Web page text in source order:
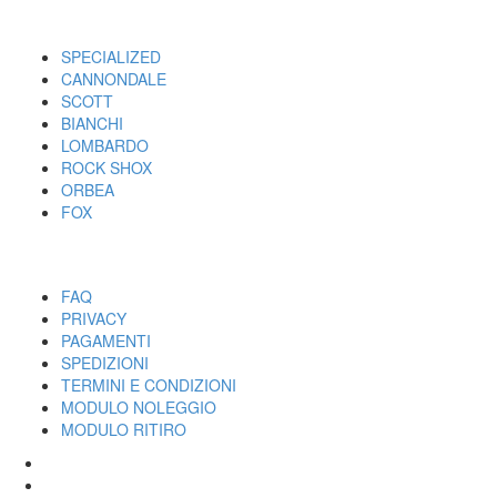
SPECIALIZED
CANNONDALE
SCOTT
BIANCHI
LOMBARDO
ROCK SHOX
ORBEA
FOX
FAQ
PRIVACY
PAGAMENTI
SPEDIZIONI
TERMINI E CONDIZIONI
MODULO NOLEGGIO
MODULO RITIRO